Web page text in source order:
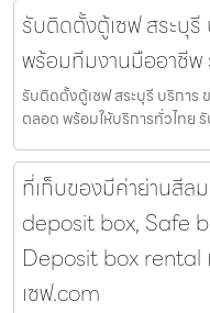
รับติดตั้งตู้เซฟ สระบุ
พร้อมทีมงานมืออาชีพ
รับติดตั้งตู้เซฟ สระบุรี บริกา
ตลอด พร้อมให้บริการทั่วไทย
ที่เก็บของมีค่าย่านสี
deposit box, Safe
Deposit box rental
เซฟ.com